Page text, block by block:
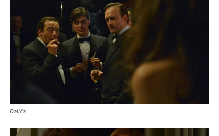
Dalida